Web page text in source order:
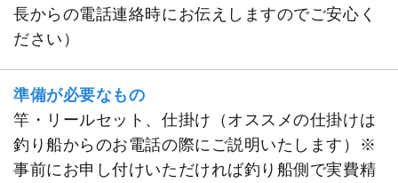
長からの電話連絡時にお伝えしますのでご安心く
ださい）
準備が必要なもの
竿・リールセット、仕掛け（オススメの仕掛けは
釣り船からのお電話の際にご説明いたします）※
事前にお申し付けいただければ釣り船側で実費精